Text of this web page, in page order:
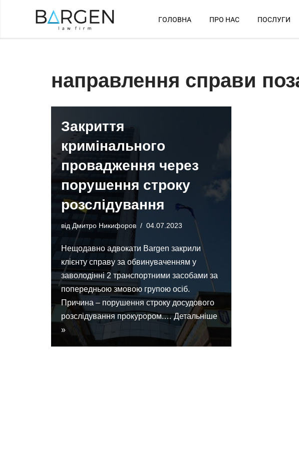
ГОЛОВНА ПРО НАС ПОСЛУГИ
направлення справи
Закриття
кримінального
провадження через
порушення строку
розслідування
від Дмитро Никифоров 04.07.2023
Нещодавно адвокати Bargen закрили
клієнту справу за обвинуваченням у
заволодінні 2 транспортними засобами за
попередньою змовою групою осіб.
Причина – порушення строку досудового
розслідування прокурором.…Детальніше
»